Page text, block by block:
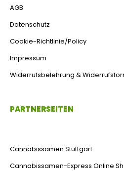
AGB
Datenschutz
Cookie-Richtlinie/Policy
Impressum
Widerrufsbelehrung &
PARTNERSEITEN
Cannabissamen Stuttgart
Cannabissamen-Express Online